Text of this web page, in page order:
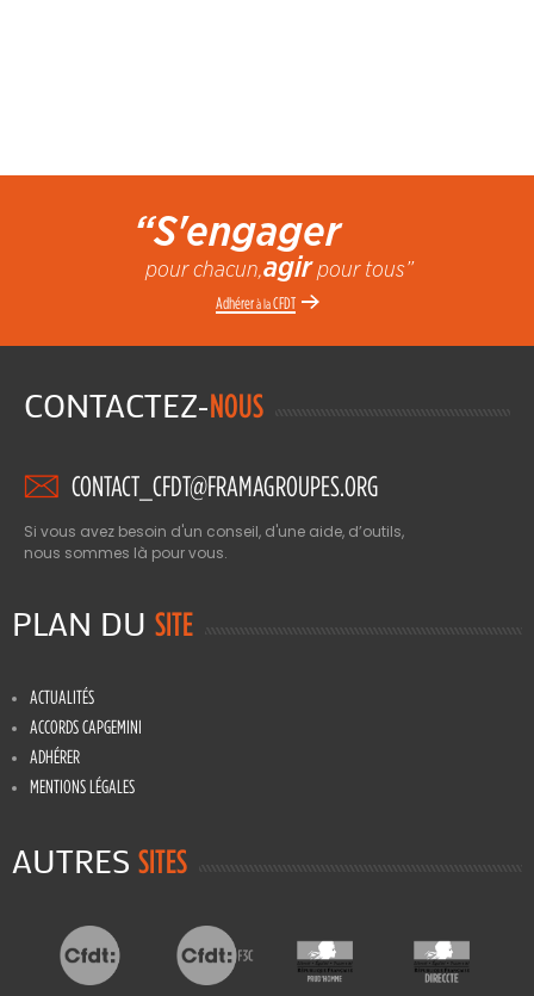
“S'engager
pour chacun,agirpour tous”
Adhérerà laCFDT
CONTACTEZ-NOUS
CONTACT_CFDT@FRAMAGROUPES.ORG
Si vous avez besoin d'un conseil, d'une aide, d’outils,
nous sommes là pour vous.
PLAN DU SITE
ACTUALITÉS
ACCORDS CAPGEMINI
ADHÉRER
MENTIONS LÉGALES
AUTRES SITES